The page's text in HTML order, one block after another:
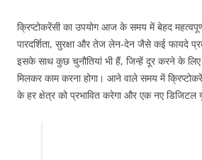
क्रिप्टोकरेंसी का उपयोग आज के समय में बेहद
पारदर्शिता, सुरक्षा और तेज लेन-देन जैसे कई फायदे
इसके साथ कुछ चुनौतियां भी हैं, जिन्हें दूर करने के
मिलकर काम करना होगा। आने वाले समय में
के हर क्षेत्र को प्रभावित करेगा और एक नए